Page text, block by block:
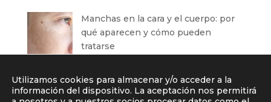
Manchas en la cara y el cuerpo: por
qué aparecen y cómo pueden
tratarse
periocular envejece antes y cómo
tratarla
Utilizamos cookies para almacenar y/o acceder a la
información del dispositivo. La aceptación nos permitirá